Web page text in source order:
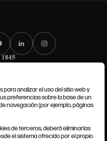
COOKIES
COOKIES
analizar el uso del sitio web y
preferencias sobre la base de un
navegación (por ejemplo, páginas
de terceros, deberá eliminarlas
el sistema ofrecido por el propio